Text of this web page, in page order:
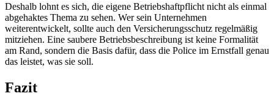
Deshalb lohnt es sich, die eigene Betriebshaftpflicht nicht als einmal
abgehaktes Thema zu sehen. Wer sein Unternehmen
weiterentwickelt, sollte auch den Versicherungsschutz regelmäßig
mitziehen. Eine saubere Betriebsbeschreibung ist keine Formalität
am Rand, sondern die Basis dafür, dass die Police im Ernstfall genau
das leistet, was sie soll.
Fazit